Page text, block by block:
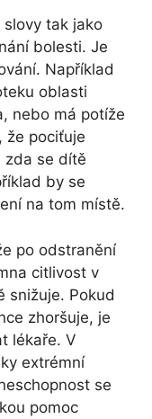
tak jako
bolesti. Je
Například
oblasti
nebo má potíže
že pociťuje
zda se dítě
by se
na tom místě.
po odstranění
citlivost v
snižuje. Pokud
zhoršuje, je
lékaře. V
extrémní
se
pomoc